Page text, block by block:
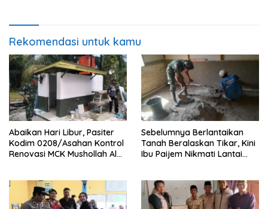
Rekomendasi untuk kamu
Abaikan Hari Libur, Pasiter
Kodim 0208/Asahan Kontrol
Renovasi MCK Mushollah Al
Sebelumnya Berlantaikan
Tanah Beralaskan Tikar, Kini
Ibu Paijem Nikmati Lantai
0208/Asahan